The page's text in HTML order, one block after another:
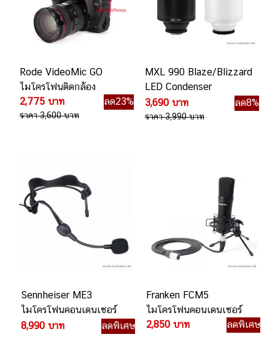
Rode VideoMic GO
ไมโครโฟนติดกล้อง
2,775 บาท
ลด23%
ราคา 3,600 บาท
MXL 990 Blaze/Blizzard
LED Condenser
Microphone
3,690 บาท ลด8%
ราคา 3,990 บาท
Sennheiser ME3
ไมโครโฟนคอนเดนเซอร์
คาดศีรษะ
8,990 บาท ลดพิเศษ
Franken FCM5
ไมโครโฟนคอนเดนเซอร์
2,850 บาท
ลดพิเศษ